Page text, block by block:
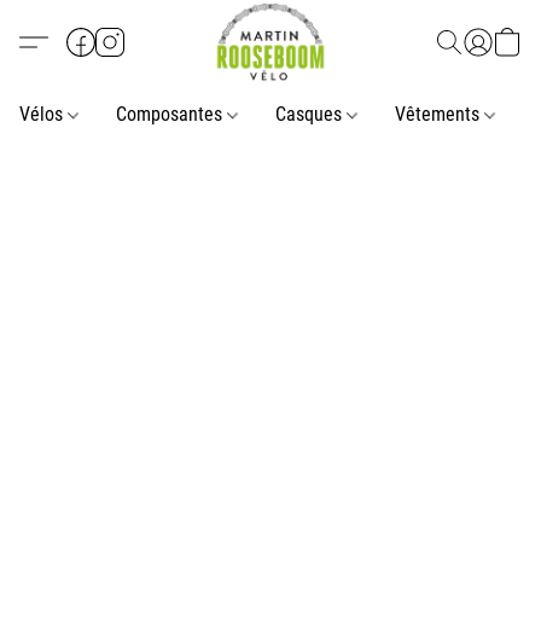
Vélos Composantes Casques Vêtements